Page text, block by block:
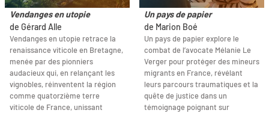
Vendanges en utopie
de Gérard Alle
Vendanges en utopie retrace la
renaissance viticole en Bretagne,
menée par des pionniers
audacieux qui, en relançant les
vignobles, réinventent la région
comme quatorzième terre
viticole de France, unissant
Un pays de papier
de Marion Boé
Un pays de papier explore le
combat de l’avocate Mélanie Le
Verger pour protéger des mineurs
migrants en France, révélant
leurs parcours traumatiques et la
quête de justice dans un
témoignage poignant sur